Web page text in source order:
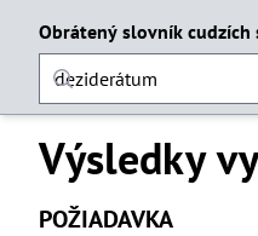
Obrátený slovník cudzích
Výsledky
POŽIADAVKA